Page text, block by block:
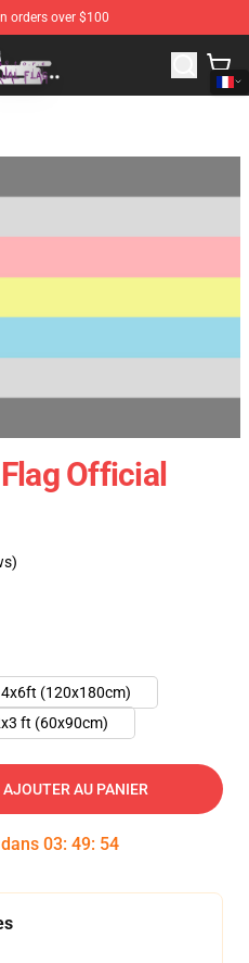
orders over $100
Store of Asexual Flag
Official
4x6ft (120x180cm)
ft (60x90cm)
AJOUTER AU PANIER
03: 49: 54